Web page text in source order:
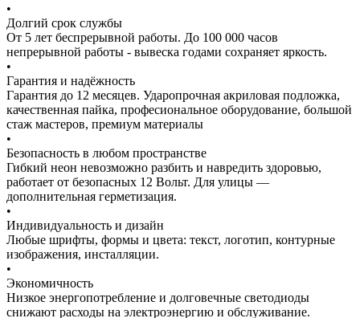
•
Долгий срок службы
От 5 лет беспрерывной работы. До 100 000 часов
непрерывной работы - вывеска годами сохраняет яркость.
•
Гарантия и надёжность
Гарантия до 12 месяцев. Ударопрочная акриловая подложка,
качественная пайка, професиональное оборудование, большой
стаж мастеров, премиум материалы
•
Безопасность в любом пространстве
Гибкий неон невозможно разбить и навредить здоровью,
работает от безопасных 12 Вольт. Для улицы —
дополнительная герметизация.
•
Индивидуальность и дизайн
Любые шрифты, формы и цвета: текст, логотип, контурные
изображения, инсталляции.
•
Экономичность
Низкое энергопотребление и долговечные светодиоды
снижают расходы на электроэнергию и обслуживание.